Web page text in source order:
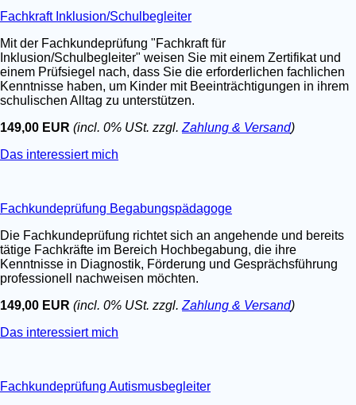
Fachkraft Inklusion/Schulbegleiter
Mit der Fachkundeprüfung "Fachkraft für
Inklusion/Schulbegleiter" weisen Sie mit einem Zertifikat und
einem Prüfsiegel nach, dass Sie die erforderlichen fachlichen
Kenntnisse haben, um Kinder mit Beeinträchtigungen in ihrem
schulischen Alltag zu unterstützen.
149,00 EUR (incl. 0% USt. zzgl. Zahlung & Versand)
Das interessiert mich
Fachkundeprüfung Begabungspädagoge
Die Fachkundeprüfung richtet sich an angehende und bereits
tätige Fachkräfte im Bereich Hochbegabung, die ihre
Kenntnisse in Diagnostik, Förderung und Gesprächsführung
professionell nachweisen möchten.
149,00 EUR (incl. 0% USt. zzgl. Zahlung & Versand)
Das interessiert mich
Fachkundeprüfung Autismusbegleiter